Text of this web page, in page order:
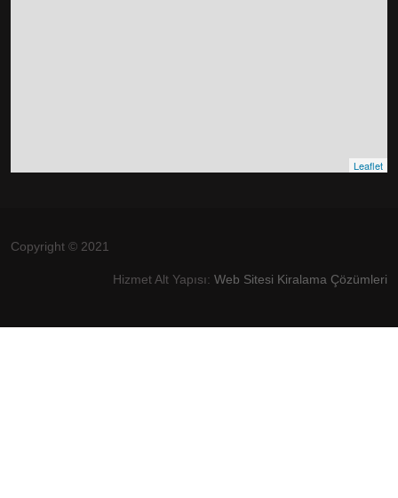
Leaflet
Copyright © 2021
Hizmet Alt Yapısı: Web Sitesi Kiralama Çözümleri